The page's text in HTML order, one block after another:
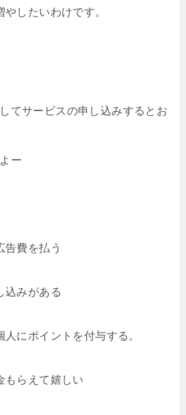
したいわけです。
てサービスの申し込みするとお
ー
告費を払う
込みがある
にポイントを付与する。
もらえて嬉しい